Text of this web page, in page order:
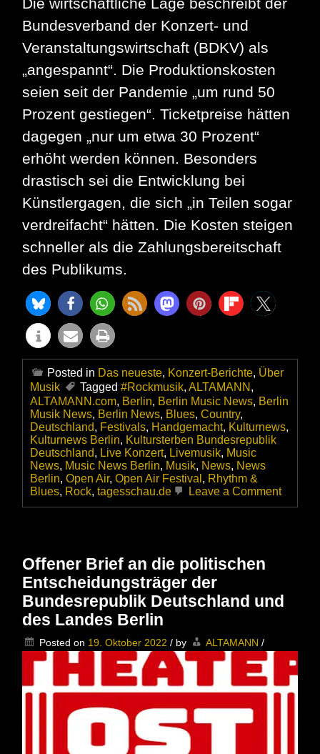
Die wirtschaftliche Lage beschreibt der
Bundesverband der Konzert- und
Veranstaltungswirtschaft (BDKV) als
„angespannt“. Die Produktionskosten
seien seit der Pandemie „um rund 50
Prozent gestiegen“. Ticketpreise hätten
dagegen „nur um etwa 30 Prozent“
erhöht werden können. Besonders
drastisch sei die Entwicklung bei
Künstlergagen, die sich „in Teilen sogar
verdreifacht“ hätten. Die Kosten steigen
schneller als die Zahlungsbereitschaft
des Publikums.
Posted in Das neueste, Konzert-Berichte, Über
Musik
Tagged #Rockmusik, ALTAMANN ,
ALTAMANN.com, Berlin, Berlin Music News, Berlin
Musik News, Berlin News, Blues, Country,
Deutschland, Festivals, Handgemacht, Kulturnews,
Kulturnews Berlin, Kultursterben Bundesrepublik
Deutschland, Live Konzert, Livemusik, Music
News, Music News Berlin, Musik, News, News
Berlin, Open Air, Open Air Festival , Rhythm &
Blues, Rock, tagesschau.de Leave a Commenton
die
fetten
Offener Brief an die politischen
Entscheidungsträger der
Bundesrepublik Deutschland und
des Landes Berlin
Posted on 19. Oktober 2022 / by ALTAMANN /